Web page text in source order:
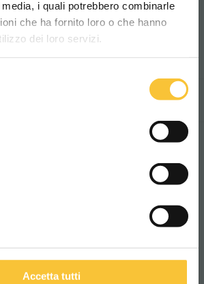
i quali potrebbero combinarle
che ha fornito loro o che hanno
dei loro servizi.
Accetta tutti
data
Productgegevensblad
in cui ti trovi e la tua
migliore esperienza di
navigazione